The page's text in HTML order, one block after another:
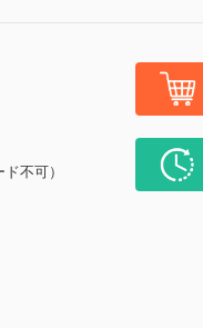
不可）